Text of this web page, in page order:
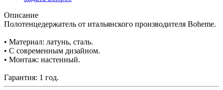
Описание
Полотенцедержатель от итальянского производителя Boheme.
• Материал: латунь, сталь.
• С современным дизайном.
• Монтаж: настенный.
Гарантия: 1 год.